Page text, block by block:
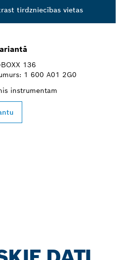
tirdzniecības vietas
136
1 600 A01 2G0
instrumentam